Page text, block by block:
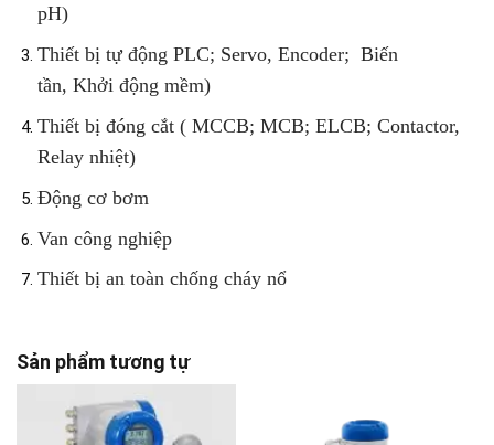
pH)
Thiết bị tự động PLC; Servo, Encoder;Biến
tần,Khởi động mềm)
Thiết bị đóng cắt (MCCB;MCB; ELCB;Contactor,
Relay nhiệt)
Động cơ bơm
Van công nghiệp
Thiết bị an toàn chống cháy nổ
Sản phẩm tương tự